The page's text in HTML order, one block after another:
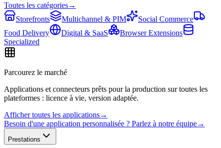
Toutes les catégories→
Storefronts
Multichannel & PIM
Social Commerce
Food Delivery
Digital & SaaS
Browser Extensions
Specialized
Parcourez le marché
Applications et connecteurs prêts pour la production sur toutes les
plateformes : licence à vie, version adaptée.
Afficher toutes les applications→
Besoin d'une application personnalisée ? Parlez à notre équipe→
Prestations